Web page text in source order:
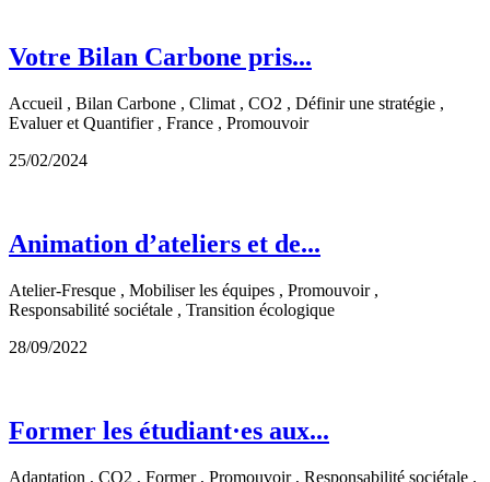
Votre Bilan Carbone pris...
Accueil , Bilan Carbone , Climat , CO2 , Définir une stratégie ,
Evaluer et Quantifier , France , Promouvoir
25/02/2024
Animation d’ateliers et de...
Atelier-Fresque , Mobiliser les équipes , Promouvoir ,
Responsabilité sociétale , Transition écologique
28/09/2022
Former les étudiant·es aux...
Adaptation , CO2 , Former , Promouvoir , Responsabilité sociétale ,